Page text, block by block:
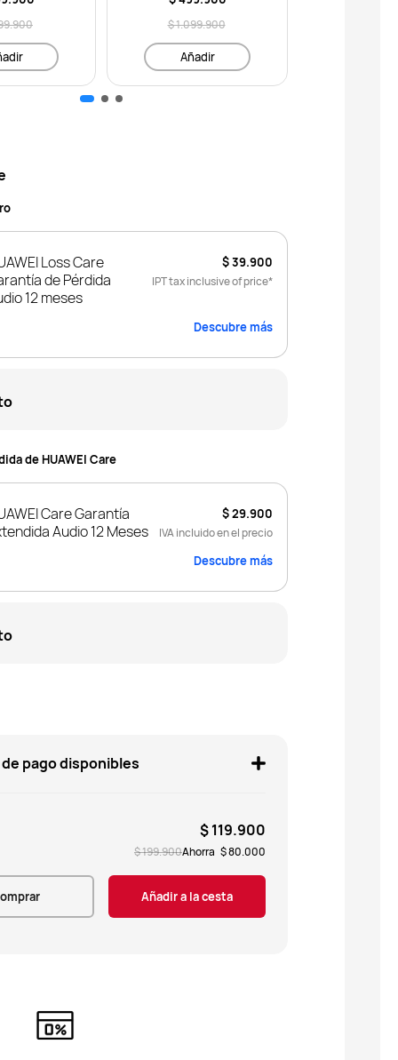
$ 1.099.900
Añadir
Loss Care
de Pérdida
12 meses
$ 39.900
IPT tax inclusive of price*
Descubre más
de HUAWEI Care
Care Garantía
Audio 12 Meses
$ 29.900
IVA incluido en el precio
Descubre más
pago disponibles
$ 119.900
Ahorra $ 80.000
$ 199.900
Añadir a la cesta